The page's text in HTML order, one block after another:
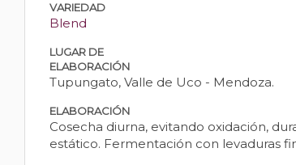
VARIEDAD
Blend
LUGAR DE
ELABORACIÓN
Tupungato, Valle de Uco - Mendoza.
ELABORACIÓN
Cosecha diurna, evitando oxidación,
estático. Fermentación con levaduras